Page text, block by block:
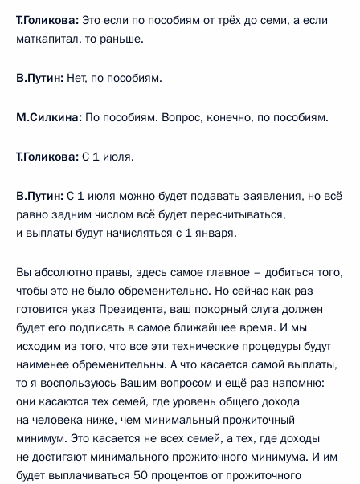
Т.Голикова: Это если по пособиям от трёх до семи, а если
маткапитал, то раньше.
В.Путин: Нет, по пособиям.
М.Силкина: По пособиям. Вопрос, конечно, по пособиям.
Т.Голикова: С 1 июля.
В.Путин: С 1 июля можно будет подавать заявления, но всё
равно задним числом всё будет пересчитываться,
и выплаты будут начисляться с 1 января.
Вы абсолютно правы, здесь самое главное – добиться того,
чтобы это не было обременительно. Но сейчас как раз
готовится указ Президента, ваш покорный слуга должен
будет его подписать в самое ближайшее время. И мы
исходим из того, что все эти технические процедуры будут
наименее обременительны. А что касается самой выплаты,
то я воспользуюсь Вашим вопросом и ещё раз напомню:
они касаются тех семей, где уровень общего дохода
на человека ниже, чем минимальный прожиточный
минимум. Это касается не всех семей, а тех, где доходы
не достигают минимального прожиточного минимума. И им
будет выплачиваться 50 процентов от прожиточного